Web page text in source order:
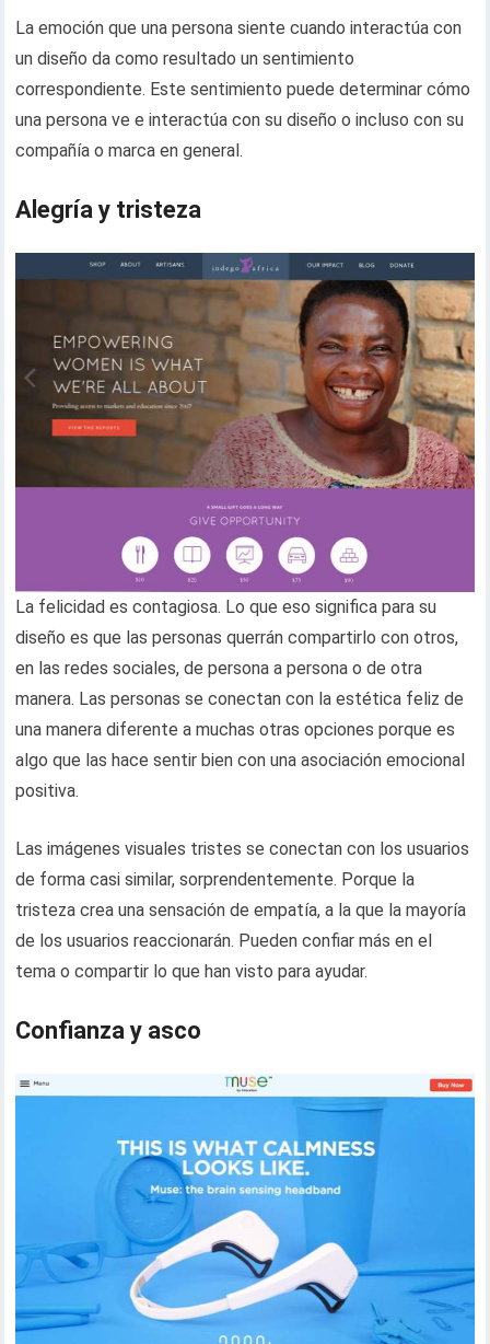
La emoción que una persona siente cuando interactúa con
un diseño da como resultado un sentimiento
correspondiente. Este sentimiento puede determinar cómo
una persona ve e interactúa con su diseño o incluso con su
compañía o marca en general.
Alegría y tristeza
La felicidad es contagiosa. Lo que eso significa para su
diseño es que las personas querrán compartirlo con otros,
en las redes sociales, de persona a persona o de otra
manera. Las personas se conectan con la estética feliz de
una manera diferente a muchas otras opciones porque es
algo que las hace sentir bien con una asociación emocional
positiva.
Las imágenes visuales tristes se conectan con los usuarios
de forma casi similar, sorprendentemente. Porque la
tristeza crea una sensación de empatía, a la que la mayoría
de los usuarios reaccionarán. Pueden confiar más en el
tema o compartir lo que han visto para ayudar.
Confianza y asco